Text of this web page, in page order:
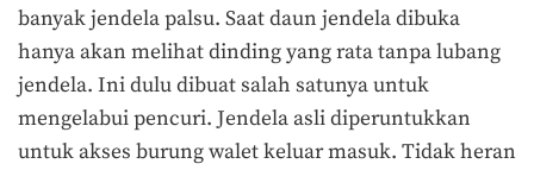
banyak jendela palsu. Saat daun jendela dibuka
hanya akan melihat dinding yang rata tanpa lubang
jendela. Ini dulu dibuat salah satunya untuk
mengelabui pencuri. Jendela asli diperuntukkan
untuk akses burung walet keluar masuk. Tidak heran